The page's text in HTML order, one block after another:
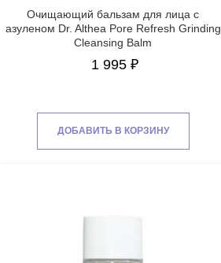
Очищающий бальзам для лица с
азуленом Dr. Althea Pore Refresh Grinding
Cleansing Balm
1 995 ₽
ДОБАВИТЬ В КОРЗИНУ